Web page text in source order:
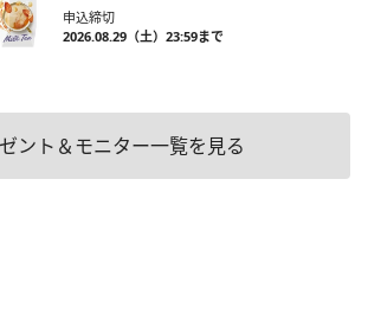
申込締切
2026.08.29（土）23:59まで
ント＆モニター一覧を見る